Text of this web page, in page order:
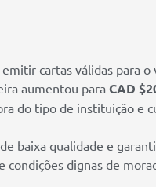
cartas válidas para o
aumentou paraCAD
do tipo de instituição e
baixa qualidade e
dignas de